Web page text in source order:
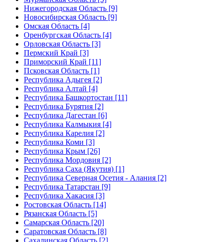
Нижегородская Область [9]
Новосибирская Область [9]
Омская Область [4]
Оренбургская Область [4]
Орловская Область [3]
Пермский Край [3]
Приморский Край [11]
Псковская Область [1]
Республика Адыгея [2]
Республика Алтай [4]
Республика Башкортостан [11]
Республика Бурятия [2]
Республика Дагестан [6]
Республика Калмыкия [4]
Республика Карелия [2]
Республика Коми [3]
Республика Крым [26]
Республика Мордовия [2]
Республика Саха (Якутия) [1]
Республика Северная Осетия - Алания [2]
Республика Татарстан [9]
Республика Хакасия [3]
Ростовская Область [14]
Рязанская Область [5]
Самарская Область [20]
Саратовская Область [8]
Сахалинская Область [2]